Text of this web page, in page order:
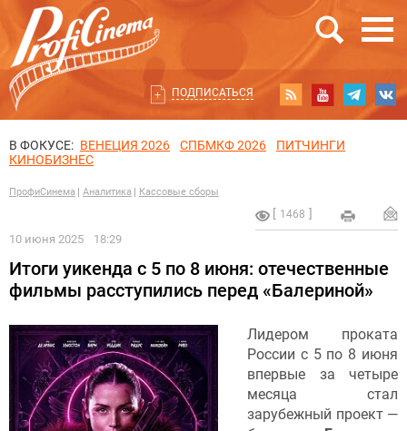
ПОДПИСАТЬСЯ
В ФОКУСЕ: ВЕНЕЦИЯ 2026 СПБМКФ 2026
ПИТЧИНГИ
КИНОБИЗНЕС
ПрофиСинема Аналитика Кассовые сборы
1468
10 июня 2025 18:29
Итоги уикенда с 5 по 8 июня: отечественные
фильмы расступились перед «Балериной»
Лидером проката
России с 5 по 8 июня
впервые за четыре
месяца стал
зарубежный проект —